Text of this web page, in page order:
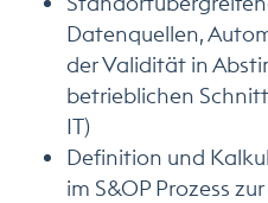
Datenquellen,
der Validität in
betrieblichen
IT)
Definition und
im S&OP Prozess